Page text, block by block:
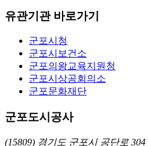
유관기관 바로가기
군포시청
군포시보건소
군포의왕교육지원청
군포시상공회의소
군포문화재단
군포도시공사
(15809) 경기도 군포시 공단로 304